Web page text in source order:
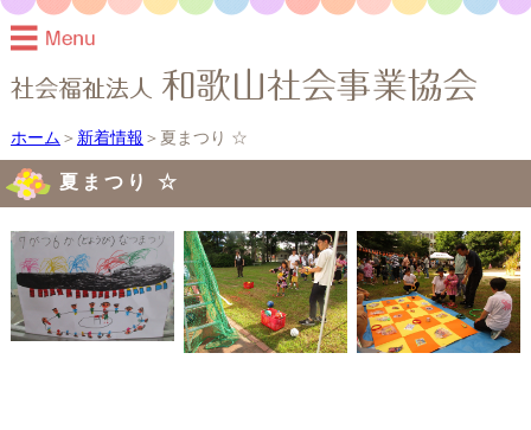
ホーム ＞ 新着情報 ＞夏まつり ☆
夏まつり ☆